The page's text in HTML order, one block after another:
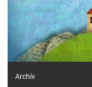
Archív